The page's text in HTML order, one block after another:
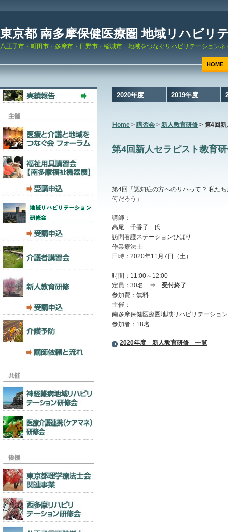
東京都 南多摩保健医療圏 地域リハビリ
八王子市・町田市・多摩市・日野市・稲城市 地域をつなぐリハビリテーションネ
HOME
2020年度 2019年度
Home > 講習会 > 新人教育研修 > 第4回新
第4回新人セラピスト教育
第4回「認知症の方へのリハって？ 私た
何だろう」
講師：
高尾 千香子 氏
訪問看護ステーションひばり
作業療法士
日時：2020年11月7日（土）
時間；11:00～12:00
定員：30名 ⇒ 受付終了
参加費：無料
主催：
南多摩保健医療圏地域リハビリテーショ
参加者：18名
2020年度 新人教育研修 一覧